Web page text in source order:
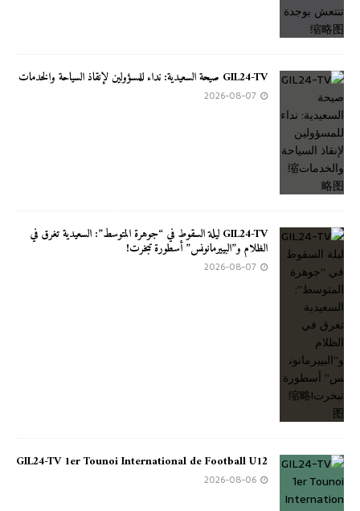
GIL24-TV صيحة السعيدية: نداء للمسؤولين لإنقاذ السياحة والخدمات
2026-08-07
GIL24-TV ليلة السقوط في “جوهرة المتوسط”: السعيدية تغرق في
الظلام و”البييرمانونس” أسطورة تبخرت!
2026-08-07
GIL24-TV 1er Tounoi International de Football U12
2026-08-06